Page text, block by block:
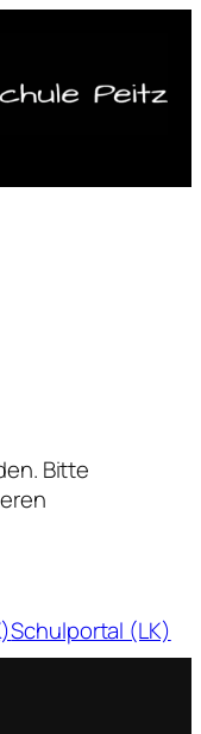
Bitte
Schulportal (LK)